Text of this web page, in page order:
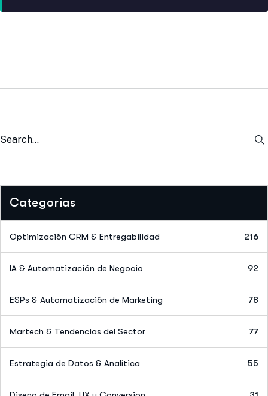
Categorias
Optimización CRM & Entregabilidad 216
IA & Automatización de Negocio 92
ESPs & Automatización de Marketing 78
Martech & Tendencias del Sector 77
Estrategia de Datos & Analítica 55